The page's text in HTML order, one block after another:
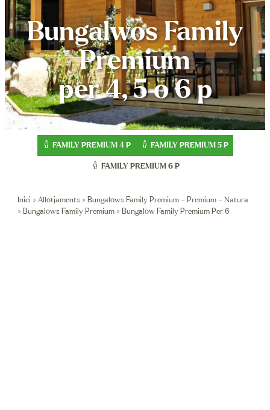
Bungalwos Family
Premium
per 4, 5 o 6 p
FAMILY PREMIUM 4 P FAMILY PREMIUM 5 P
FAMILY PREMIUM 6 P
Inici » Allotjaments » Bungalows Family Premium – Premium – Natura
» Bungalows Family Premium » Bungalow Family Premium Per 6